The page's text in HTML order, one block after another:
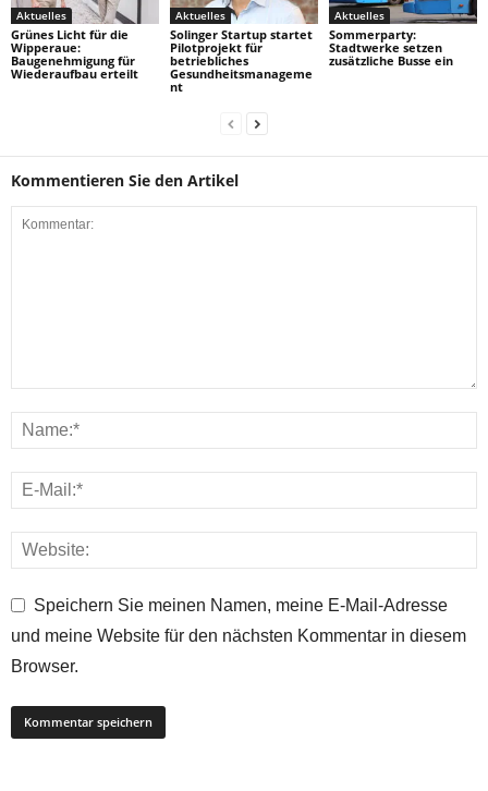
Aktuelles
Grünes Licht für die
Wipperaue:
Baugenehmigung für
Wiederaufbau erteilt
Aktuelles
Solinger Startup startet
Pilotprojekt für
betriebliches
Gesundheitsmanageme
nt
Aktuelles
Sommerparty:
Stadtwerke setzen
zusätzliche Busse ein
Kommentieren Sie den Artikel
Speichern Sie meinen Namen, meine E-Mail-Adresse
und meine Website für den nächsten Kommentar in diesem
Browser.